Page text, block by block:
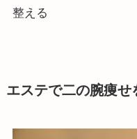
整える
エステで二の腕痩せ